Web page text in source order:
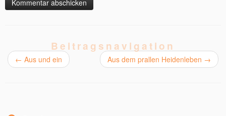
Beitragsnavigation
← Aus und ein Aus dem prallen Heidenleben →